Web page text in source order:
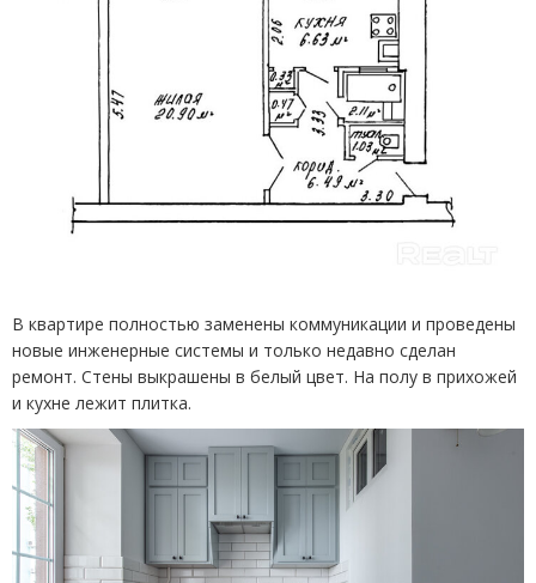
В квартире полностью заменены коммуникации и проведены
новые инженерные системы и только недавно сделан
ремонт. Стены выкрашены в белый цвет. На полу в прихожей
и кухне лежит плитка.